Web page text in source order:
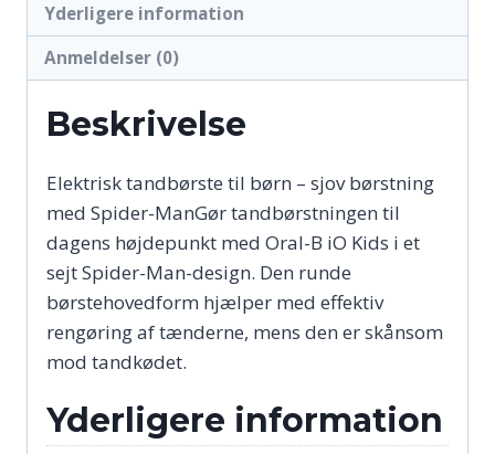
Yderligere information
Anmeldelser (0)
Beskrivelse
Elektrisk tandbørste til børn – sjov børstning
med Spider-ManGør tandbørstningen til
dagens højdepunkt med Oral-B iO Kids i et
sejt Spider-Man-design. Den runde
børstehovedform hjælper med effektiv
rengøring af tænderne, mens den er skånsom
mod tandkødet.
Yderligere information